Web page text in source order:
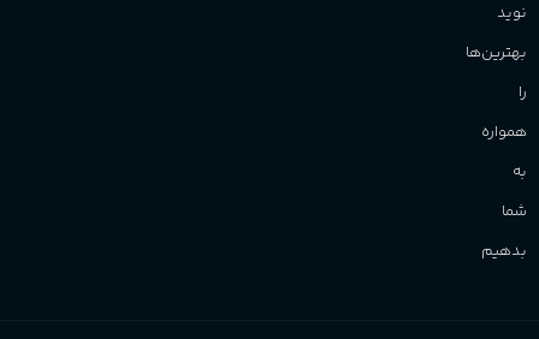
نوید
بهترین‌ها
را
همواره
به
شما
بدهیم